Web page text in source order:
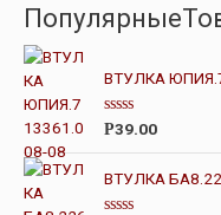
ВТУЛКА
О
е
н
к
а
Р39.00
ВТУЛКА